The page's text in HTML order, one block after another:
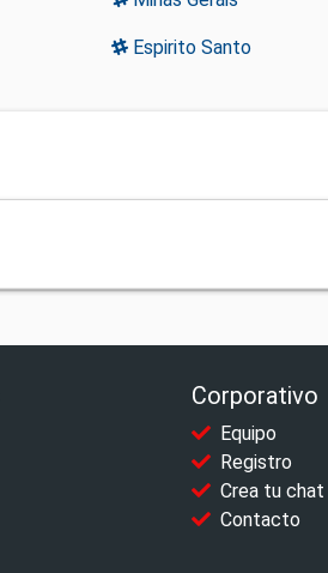
Espirito Santo
Corporativo
Equipo
Registro
Crea tu chat
Contacto